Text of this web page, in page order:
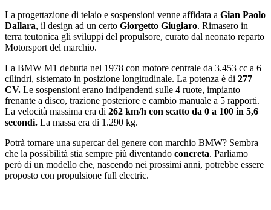
La progettazione di telaio e sospensioni venne affidata a Gian Paolo
Dallara, il design ad un certo Giorgetto Giugiaro. Rimasero in
terra teutonica gli sviluppi del propulsore, curato dal neonato reparto
Motorsport del marchio.
La BMW M1 debutta nel 1978 con motore centrale da 3.453 cc a 6
cilindri, sistemato in posizione longitudinale. La potenza è di 277
CV. Le sospensioni erano indipendenti sulle 4 ruote, impianto
frenante a disco, trazione posteriore e cambio manuale a 5 rapporti.
La velocità massima era di 262 km/h con scatto da 0 a 100 in 5,6
secondi. La massa era di 1.290 kg.
Potrà tornare una supercar del genere con marchio BMW? Sembra
che la possibilità stia sempre più diventando concreta. Parliamo
però di un modello che, nascendo nei prossimi anni, potrebbe essere
proposto con propulsione full electric.